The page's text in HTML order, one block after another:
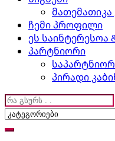
მათემათიკა
ჩემი პროფილი
ეს საინტერესოა
პარტნიორი
პირადი
Search
for: